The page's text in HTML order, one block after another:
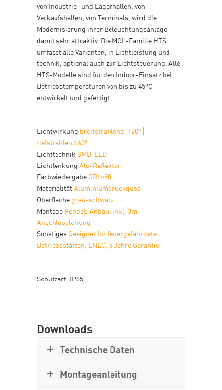
von Industrie- und Lagerhallen, von
Verkaufshallen, von Terminals, wird die
Modernisierung ihrer Beleuchtungsanlage
damit sehr attraktiv. Die MGL-Familie HTS
umfasst alle Varianten, in Lichtleistung und -
technik, optional auch zur Lichtsteuerung. Alle
HTS-Modelle sind für den Indoor-Einsatz bei
Betriebstemperaturen von bis zu 45°C
entwickelt und gefertigt.
Lichtwirkung breitstrahlend, 120° ⎢
tiefstrahlend 60°
Lichttechnik SMD-LED
Lichtlenkung Alu-Reflektor
Farbwiedergabe CRI >80
Materialität Aluminiumdruckguss
Oberfläche grau-schwarz
Montage Pendel, Anbau, inkl. 3m
Anschlussleitung
Sonstiges Geeignet für feuergefährdete
Betriebsstätten, ENEC, 5 Jahre Garantie
Schutzart: IP65
Downloads
Technische Daten
Montageanleitung